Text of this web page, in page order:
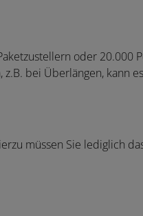
oder 20.000
bei Überlängen, kann
müssen Sie lediglich